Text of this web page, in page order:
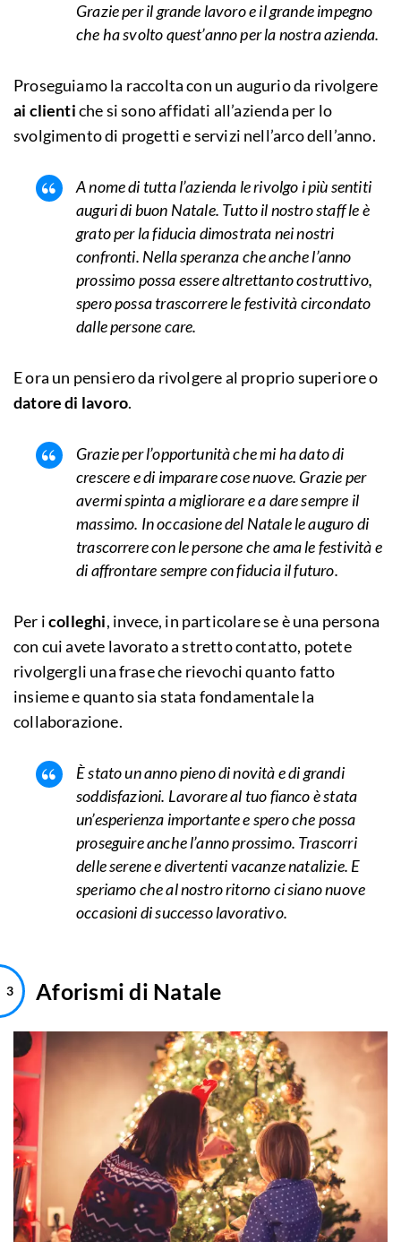
Grazie per il grande lavoro e il grande impegno
che ha svolto quest’anno per la nostra azienda.
Proseguiamo la raccolta con un augurio da rivolgere
ai clientiche si sono affidati all’azienda per lo
svolgimento di progetti e servizi nell’arco dell’anno.
A nome di tutta l’azienda le rivolgo i più sentiti
auguri di buon Natale. Tutto il nostro staff le è
grato per la fiducia dimostrata nei nostri
confronti. Nella speranza che anche l’anno
prossimo possa essere altrettanto costruttivo,
spero possa trascorrere le festività circondato
dalle persone care.
E ora un pensiero da rivolgere al proprio superiore o
datore di lavoro.
Grazie per l’opportunità che mi ha dato di
crescere e di imparare cose nuove. Grazie per
avermi spinta a migliorare e a dare sempre il
massimo. In occasione del Natale le auguro di
trascorrere con le persone che ama le festività e
di affrontare sempre con fiducia il futuro.
Per icolleghi, invece, in particolare se è una persona
con cui avete lavorato a stretto contatto, potete
rivolgergli una frase che rievochi quanto fatto
insieme e quanto sia stata fondamentale la
collaborazione.
È stato un anno pieno di novità e di grandi
soddisfazioni. Lavorare al tuo fianco è stata
un’esperienza importante e spero che possa
proseguire anche l’anno prossimo. Trascorri
delle serene e divertenti vacanze natalizie. E
speriamo che al nostro ritorno ci siano nuove
occasioni di successo lavorativo.
Aforismi di Natale